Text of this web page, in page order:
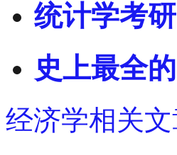
统计学考
史上最全
经济学相关